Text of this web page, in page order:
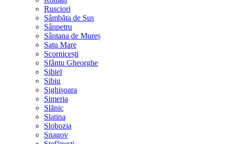
Rusciori
Sâmbăta de Sus
Sânpetru
Sântana de Mureș
Satu Mare
Scornicești
Sfântu Gheorghe
Sibiel
Sibiu
Sighișoara
Simeria
Slănic
Slatina
Slobozia
Snagov